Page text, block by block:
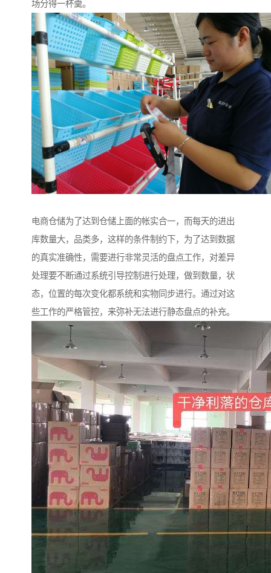
场分得一杯羹。
电商仓储为了达到仓储上面的帐实合一，而每天的进出
库数量大，品类多，这样的条件制约下，为了达到数据
的真实准确性，需要进行非常灵活的盘点工作，对差异
处理要不断通过系统引导控制进行处理，做到数量，状
态，位置的每次变化都系统和实物同步进行。通过对这
些工作的严格管控，来弥补无法进行静态盘点的补充。